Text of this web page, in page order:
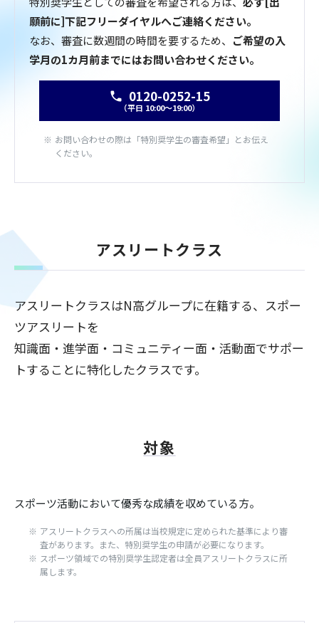
願前に]下記フリーダイヤルへご連絡ください。
なお、審査に数週間の時間を要するため、 ご希望の入
学月の1カ月前までにはお問い合わせください。
0120-0252-15
（平日 10:00〜19:00）
お問い合わせの際は「特別奨学生の審査希望」とお伝え
ください。
アスリートクラス
アスリートクラスはN高グループに在籍する、スポー
ツアスリートを
知識面・進学面・コミュニティー面・活動面でサポー
トすることに特化したクラスです。
対象
スポーツ活動において優秀な成績を収めている方。
アスリートクラスへの所属は当校規定に定められた基準により審
査があります。また、特別奨学生の申請が必要になります。
スポーツ領域での特別奨学生認定者は全員アスリートクラスに所
属します。